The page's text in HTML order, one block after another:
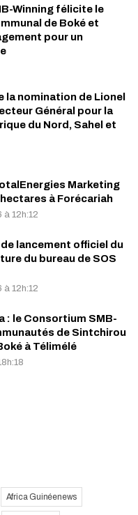
Winning félicite le
de Boké et
pour un
la nomination de Lionel
Général pour la
du Nord, Sahel et
Marketing
à Forécariah
à 12h:12
lancement officiel du
du bureau de SOS
à 12h:12
: le Consortium SMB-
de Sintchirou
à Télimélé
Africa Guinéenews